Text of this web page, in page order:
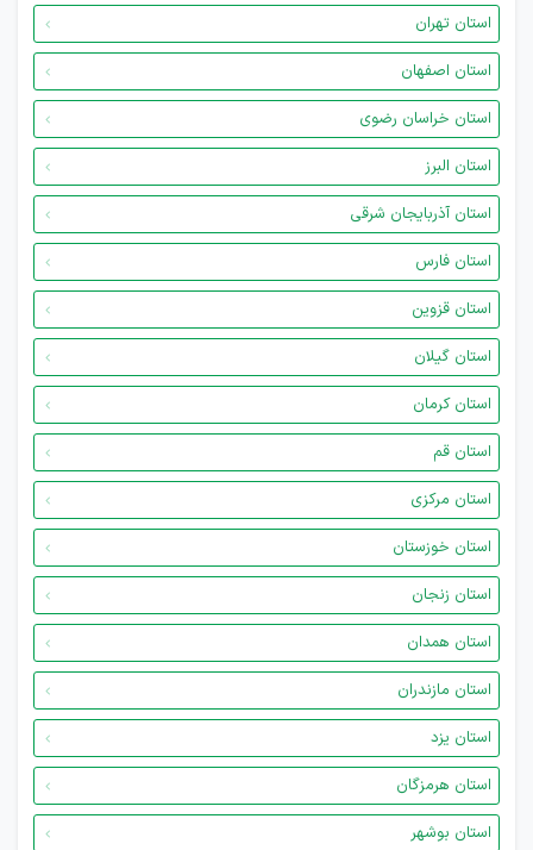
استان تهران
استان اصفهان
استان خراسان رضوی
استان البرز
استان آذربایجان شرقی
استان فارس
استان قزوین
استان گیلان
استان کرمان
استان قم
استان مرکزی
استان خوزستان
استان زنجان
استان همدان
استان مازندران
استان یزد
استان هرمزگان
استان بوشهر